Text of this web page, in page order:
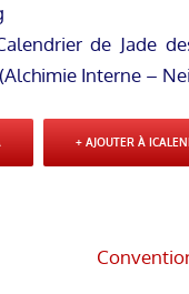
de Jade
Interne –
+ AJOUTER À